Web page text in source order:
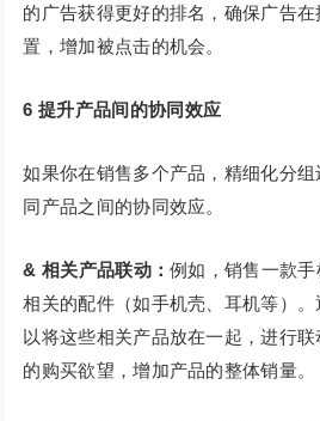
的广告获得更好的排名，确保广告
置，增加被点击的机会。
6 提升产品间的协同效应
如果你在销售多个产品，精细化分
同产品之间的协同效应。
& 相关产品联动：例如，销售一款
相关的配件（如手机壳、耳机等）
以将这些相关产品放在一起，进行
的购买欲望，增加产品的整体销量。